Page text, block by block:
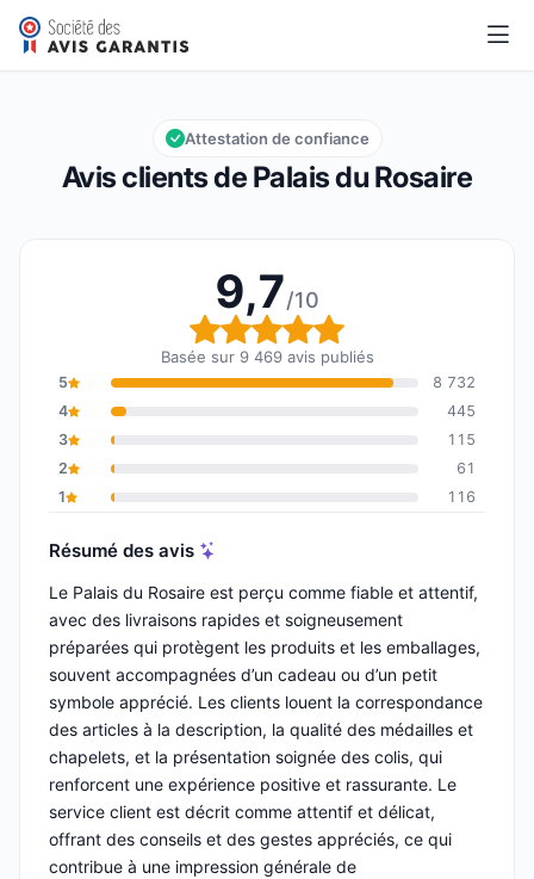
Palais du Rosaire
Note globale : 9,7 sur 10
9,7/10
Avis clients de Palais du Rosaire
Attestation de confiance
9,7/10
Note globale : 9,7 sur
Basée sur 9 469 avis publiés
5
8 732
4
445
3
115
2
61
1
116
Résumé des avis
Le Palais du Rosaire est perçu comme fiable et attentif,
avec des livraisons rapides et soigneusement
préparées qui protègent les produits et les emballages,
souvent accompagnées d’un cadeau ou d’un petit
symbole apprécié. Les clients louent la correspondance
des articles à la description, la qualité des médailles et
chapelets, et la présentation soignée des colis, qui
renforcent une expérience positive et rassurante. Le
service client est décrit comme attentif et délicat,
offrant des conseils et des gestes appréciés, ce qui
contribue à une impression générale de